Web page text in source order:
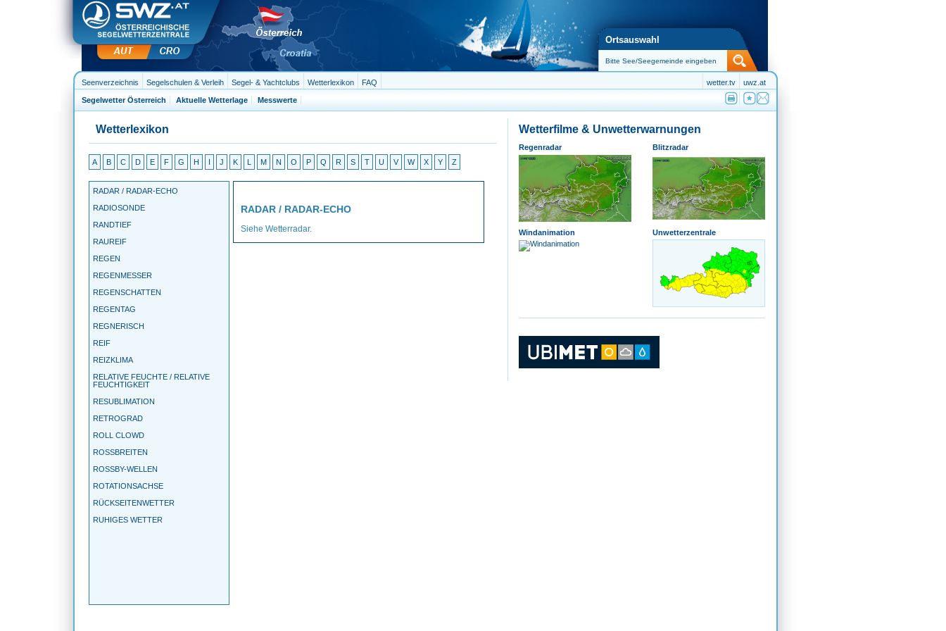
Ortsauswahl
Seenverzeichnis Segelschulen & Verleih Segel- & Yachtclubs Wetterlexikon FAQ uwz.at
wetter.tv
Segelwetter Österreich Aktuelle Wetterlage Messwerte
Wetterlexikon
A B C D E F G H I J K L M N O P Q R S T U V W X Y Z
RADAR / RADAR-ECHO
RADIOSONDE
RANDTIEF
RAUREIF
REGEN
REGENMESSER
REGENSCHATTEN
REGENTAG
REGNERISCH
REIF
REIZKLIMA
RELATIVE FEUCHTE / RELATIVE
FEUCHTIGKEIT
RESUBLIMATION
RETROGRAD
ROLL CLOWD
ROSSBREITEN
ROSSBY-WELLEN
ROTATIONSACHSE
RÜCKSEITENWETTER
RUHIGES WETTER
RADAR / RADAR-ECHO
Siehe Wetterradar.
Wetterfilme & Unwetterwarnungen
Regenradar Blitzradar
Windanimation Unwetterzentrale